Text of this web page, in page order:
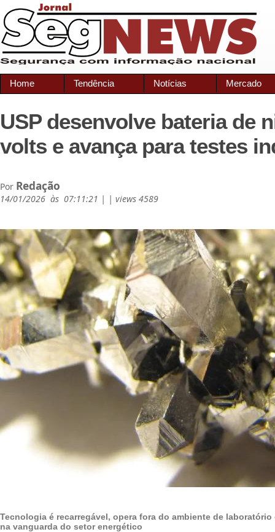
Home Tendência Notícias Mercado
USP desenvolve bateria de
volts e avança para testes
Por Redação
14/01/2026 às 07:11:21 | | views 4589
Tecnologia é recarregável, opera fora do ambiente de
na vanguarda do setor energético